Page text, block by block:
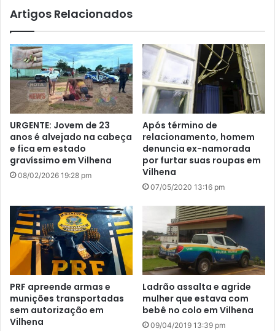
Artigos Relacionados
URGENTE: Jovem de 23
anos é alvejado na cabeça
e fica em estado
gravíssimo em Vilhena
08/02/2026 19:28 pm
Após término de
relacionamento, homem
denuncia ex-namorada
por furtar suas roupas em
Vilhena
07/05/2020 13:16 pm
PRF apreende armas e
munições transportadas
sem autorização em
Vilhena
Ladrão assalta e agride
mulher que estava com
bebê no colo em Vilhena
09/04/2019 13:39 pm